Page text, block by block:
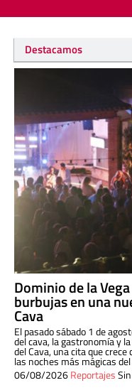
Destacamos
Dominio de la
burbujas en una
Cava
El pasado sábado 1 de
del cava, la gastronomía y
del Cava, una cita que
las noches más mágicas
06/08/2026Reportajes